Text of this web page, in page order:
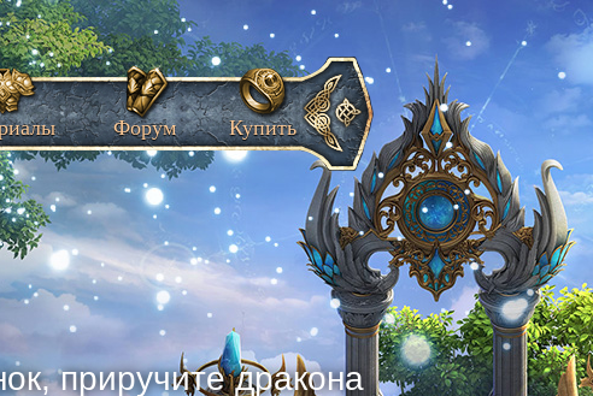
приручите дракона
Форум Купить